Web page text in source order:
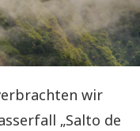
wir
„Salto de